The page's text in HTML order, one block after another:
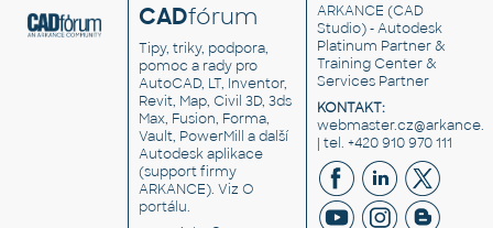
CADfórum
Tipy, triky, podpora,
pomoc a rady pro
AutoCAD, LT, Inventor,
Revit, Map, Civil 3D, 3ds
Max, Fusion, Forma,
Vault, PowerMill a další
Autodesk aplikace
(support firmy
ARKANCE). VizO
portálu.
ARKANCE (CAD
Studio) - Autodesk
Platinum Partner &
Training Center &
Services Partner
KONTAKT:
| tel. +420 910 970 111